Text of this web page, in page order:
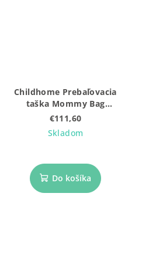
Childhome Prebaľovacia
taška Mommy Bag
Prestige Hazelnut
€111,60
Skladom
Do košíka